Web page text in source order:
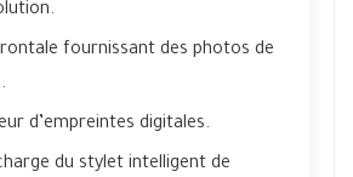
fournissant des photos de
d’empreintes digitales.
du stylet intelligent de